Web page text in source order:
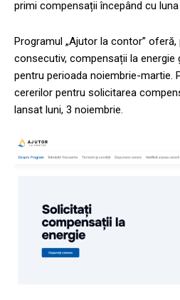
primi compensații începând cu
Programul „Ajutor la contor”
consecutiv, compensații la energie
pentru perioada noiembrie-martie.
cererilor pentru solicitarea
lansat luni, 3 noiembrie.